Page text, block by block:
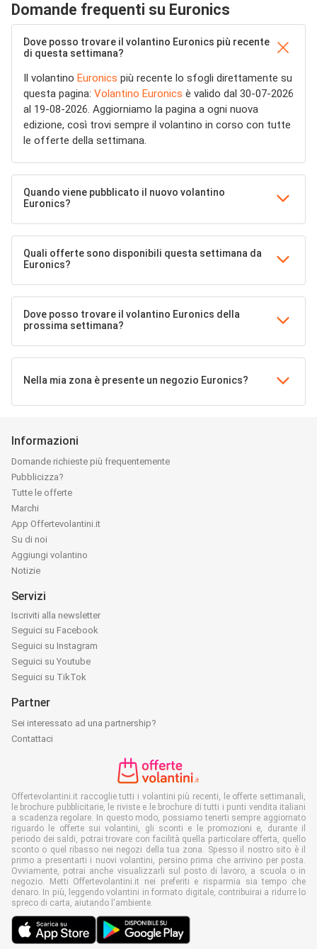
Domande frequenti su Euronics
Dove posso trovare il volantino Euronics più recente
di questa settimana?
Il volantino Euronics più recente lo sfogli direttamente su
questa pagina: Volantino Euronics è valido dal 30-07-2026
al 19-08-2026. Aggiorniamo la pagina a ogni nuova
edizione, così trovi sempre il volantino in corso con tutte
le offerte della settimana.
Quando viene pubblicato il nuovo volantino
Euronics?
Quali offerte sono disponibili questa settimana da
Euronics?
Dove posso trovare il volantino Euronics della
prossima settimana?
Nella mia zona è presente un negozio Euronics?
Informazioni
Domande richieste più frequentemente
Pubblicizza?
Tutte le offerte
Marchi
App Offertevolantini.it
Su di noi
Aggiungi volantino
Notizie
Servizi
Iscriviti alla newsletter
Seguici su Facebook
Seguici su Instagram
Seguici su Youtube
Seguici su TikTok
Partner
Sei interessato ad una partnership?
Contattaci
Offertevolantini.it raccoglie tutti i volantini più recenti, le offerte settimanali,
le brochure pubblicitarie, le riviste e le brochure di tutti i punti vendita italiani
a scadenza regolare. In questo modo, possiamo tenerti sempre aggiornato
riguardo le offerte sui volantini, gli sconti e le promozioni e, durante il
periodo dei saldi, potrai trovare con facilità quella particolare offerta, quello
sconto o quel ribasso nei negozi della tua zona. Spesso il nostro sito è il
primo a presentarti i nuovi volantini, persino prima che arrivino per posta.
Ovviamente, potrai anche visualizzarli sul posto di lavoro, a scuola o in
negozio. Metti Offertevolantini.it nei preferiti e risparmia sia tempo che
denaro. In più, leggendo volantini in formato digitale, contribuirai a ridurre lo
spreco di carta, aiutando l'ambiente.